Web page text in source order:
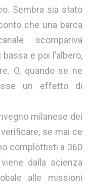
Sembra sia stato
che una barca
scompariva
e poi l’albero,
O, quando se ne
un effetto di
milanese dei
se mai ce
complottisti a 360
dalla scienza
alle missioni